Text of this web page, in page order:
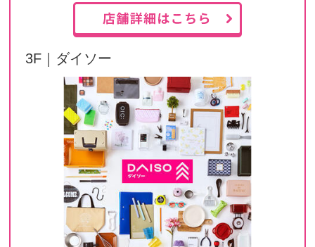
3F｜ダイソー